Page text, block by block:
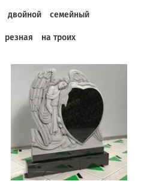
двойной семейный
резная на троих